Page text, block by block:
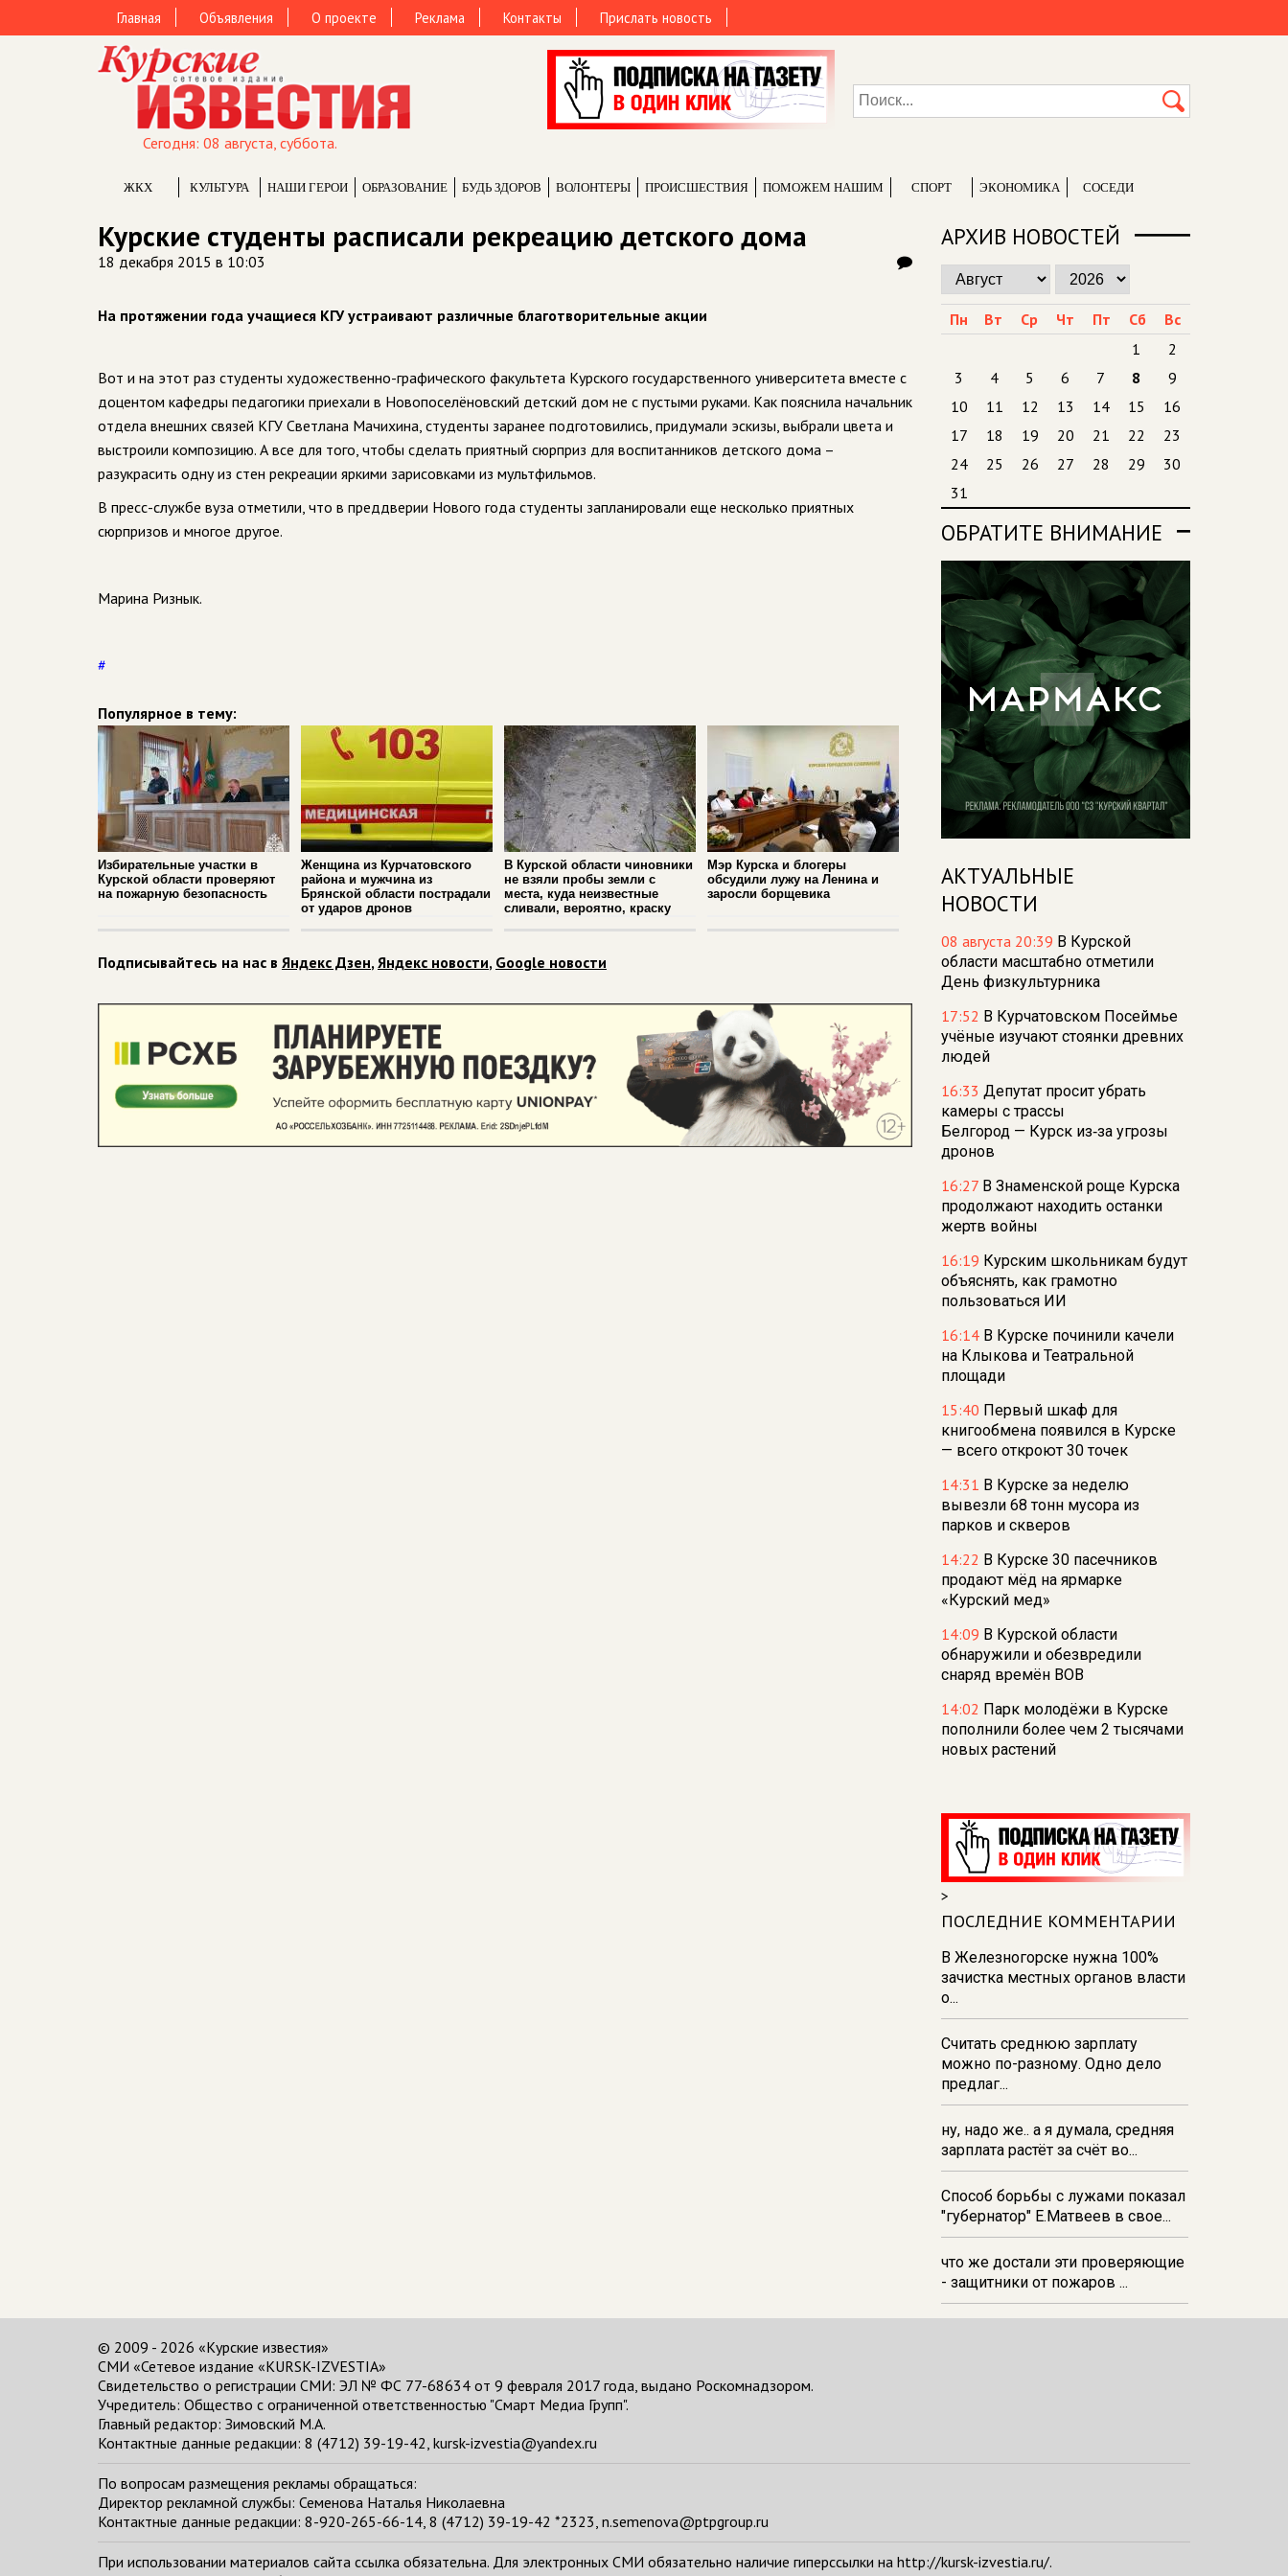
Главная Объявления О проекте Реклама Контакты Прислать новость
Сегодня: 08 августа, суббота.
ЖКХ КУЛЬТУРА НАШИ ГЕРОИ ОБРАЗОВАНИЕ БУДЬ ЗДОРОВ ВОЛОНТЕРЫ ПРОИCШЕСТВИЯ ПОМОЖЕМ НАШИМ СПОРТ ЭКОНОМИКА СОСЕДИ
Курские студенты расписали рекреацию детского дома
18 декабря 2015 в 10:03
На протяжении года учащиеся КГУ устраивают различные благотворительные акции
Вот и на этот раз студенты художественно-графического факультета Курского государственного университета вместе с
доцентом кафедры педагогики приехали в Новопоселёновский детский дом не с пустыми руками. Как пояснила начальник
отдела внешних связей КГУ Светлана Мачихина, студенты заранее подготовились, придумали эскизы, выбрали цвета и
выстроили композицию. А все для того, чтобы сделать приятный сюрприз для воспитанников детского дома –
разукрасить одну из стен рекреации яркими зарисовками из мультфильмов.
В пресс-службе вуза отметили, что в преддверии Нового года студенты запланировали еще несколько приятных
сюрпризов и многое другое.
Марина Ризнык.
#
Популярное в тему:
Избирательные участки в
Курской области проверяют
на пожарную безопасность
Женщина из Курчатовского
района и мужчина из
Брянской области пострадали
от ударов дронов
В Курской области чиновники
не взяли пробы земли с
места, куда неизвестные
сливали, вероятно, краску
Мэр Курска и блогеры
обсудили лужу на Ленина и
заросли борщевика
Подписывайтесь на нас в Яндекс Дзен,Яндекс новости, Google новости
АРХИВ НОВОСТЕЙ
Пн Вт Ср Чт Пт Сб
Вс
1
2
3
4 5 6 7 8
9
10
11 12 13 14 15
16
17
18 19 20 21 22
23
24
25 26 27 28 29
30
31
ОБРАТИТЕ ВНИМАНИЕ
АКТУАЛЬНЫЕ
НОВОСТИ
08 августа 20:39 В Курской
области масштабно отметили
День физкультурника
17:52 В Курчатовском Посеймье
учёные изучают стоянки древних
людей
16:33 Депутат просит убрать
камеры с трассы
Белгород — Курск из‑за угрозы
дронов
16:27 В Знаменской роще Курска
продолжают находить останки
жертв войны
16:19 Курским школьникам будут
объяснять, как грамотно
пользоваться ИИ
16:14 В Курске починили качели
на Клыкова и Театральной
площади
15:40 Первый шкаф для
книгообмена появился в Курске
— всего откроют 30 точек
14:31 В Курске за неделю
вывезли 68 тонн мусора из
парков и скверов
14:22 В Курске 30 пасечников
продают мёд на ярмарке
«Курский мед»
14:09 В Курской области
обнаружили и обезвредили
снаряд времён ВОВ
14:02 Парк молодёжи в Курске
пополнили более чем 2 тысячами
новых растений
13:40В Курской области для
диких животных разложили 20 кг
соли и 500 кг сена
13:35234 курских спортсмена
отправились на сборы в лагерь
«Меридиан»
13:31В Курске и Железногорске
прошли баскетбольные
>
ПОСЛЕДНИЕ КОММЕНТАРИИ
В Железногорске нужна 100%
зачистка местных органов власти
о...
Считать среднюю зарплату
можно по-разному. Одно дело
предлаг...
ну, надо же.. а я думала, средняя
зарплата растёт за счёт во...
Способ борьбы с лужами показал
"губернатор" Е.Матвеев в свое...
что же достали эти проверяющие
- защитники от пожаров ...
© 2009 - 2026 «Курские известия»
СМИ «Сетевое издание «KURSK-IZVESTIA»
Свидетельство о регистрации СМИ: ЭЛ № ФС 77-68634 от 9 февраля 2017 года, выдано Роскомнадзором.
Учредитель: Общество с ограниченной ответственностью "Смарт Медиа Групп".
Главный редактор: Зимовский М.А.
Контактные данные редакции: 8 (4712) 39-19-42, kursk-izvestia@yandex.ru
По вопросам размещения рекламы обращаться:
Директор рекламной службы: Семенова Наталья Николаевна
Контактные данные редакции: 8-920-265-66-14, 8 (4712) 39-19-42 *2323, n.semenova@ptpgroup.ru
При использовании материалов сайта ссылка обязательна. Для электронных СМИ обязательно наличие гиперссылки на http://kursk-izvestia.ru/.